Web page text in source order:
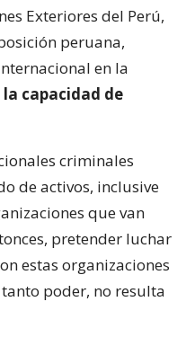
Exteriores del Perú,
peruana,
en la
capacidad de
criminales
de activos, inclusive
que van
pretender luchar
estas organizaciones
poder, no resulta